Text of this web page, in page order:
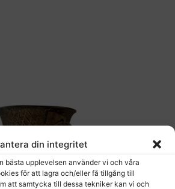
din integritet
bästa upplevelsen använder vi och våra
för att lagra och/eller få tillgång till
att samtycka till dessa tekniker kan vi och